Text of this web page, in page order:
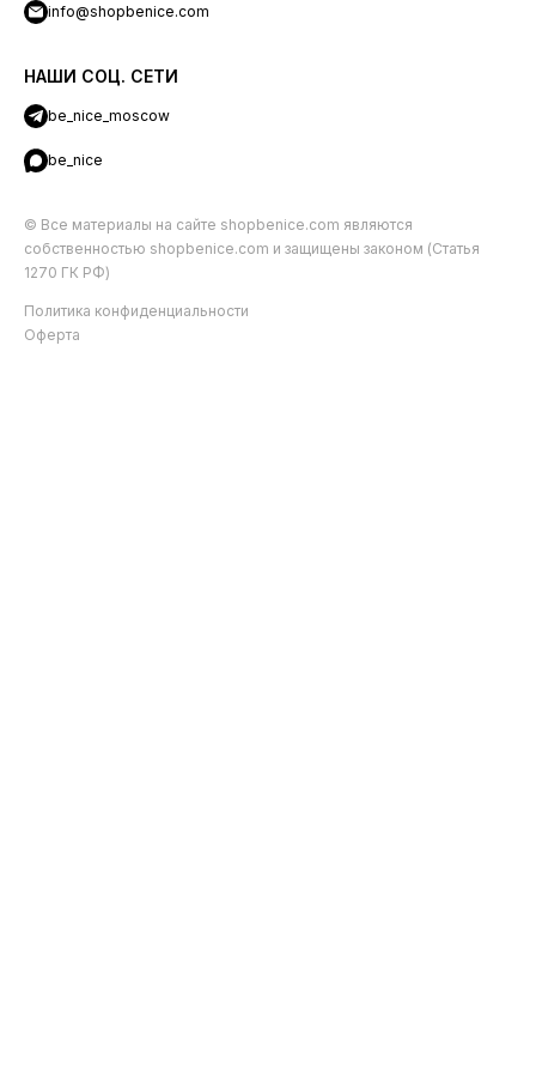
info@shopbenice.com
НАШИ СОЦ. СЕТИ
be_nice_moscow
be_nice
© Все материалы на сайте shopbenice.com являются
собственностью shopbenice.com и защищены законом (Статья
1270 ГК РФ)
Политика конфиденциальности
Оферта